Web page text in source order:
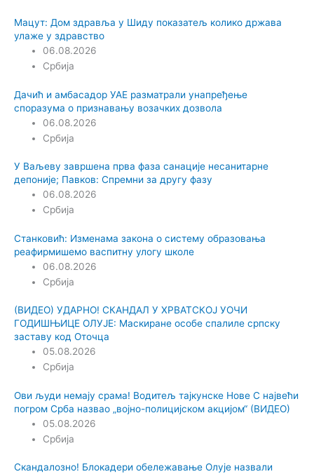
Мацут: Дом здравља у Шиду показатељ колико држава
улаже у здравство
06.08.2026
Србија
Дачић и амбасадор УАЕ разматрали унапређење
споразума о признавању возачких дозвола
06.08.2026
Србија
У Ваљеву завршена прва фаза санације несанитарне
депоније; Павков: Спремни за другу фазу
06.08.2026
Србија
Станковић: Изменама закона о систему образовања
реафирмишемо васпитну улогу школе
06.08.2026
Србија
(ВИДЕО) УДАРНО! СКАНДАЛ У ХРВАТСКОЈ УОЧИ
ГОДИШЊИЦЕ ОЛУЈЕ: Маскиране особе спалиле српску
заставу код Оточца
05.08.2026
Србија
Ови људи немају срама! Водитељ тајкунске Нове С највећи
погром Срба назвао „војно-полицијском акцијом“ (ВИДЕО)
05.08.2026
Србија
Скандалозно! Блокадери обележавање Олује назвали